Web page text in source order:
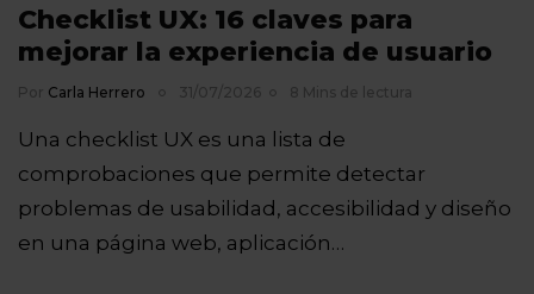
Checklist UX: 16 claves para
mejorar la experiencia de usuario
Por Carla Herrero 31/07/2026 8 Mins de lectura
Una checklist UX es una lista de
comprobaciones que permite detectar
problemas de usabilidad, accesibilidad y diseño
en una página web, aplicación…